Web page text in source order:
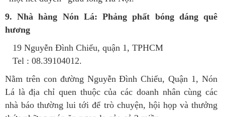
9. Nhà hàng Nón Lá: Phảng phất bóng dáng quê
hương
19 Nguyễn Đình Chiểu, quận 1, TPHCM
Tel : 08.39104012.
Nằm trên con đường Nguyễn Đình Chiểu, Quận 1, Nón
Lá là địa chỉ quen thuộc của các doanh nhân cùng các
nhà báo thường lui tới để trò chuyện, hội họp và thưởng